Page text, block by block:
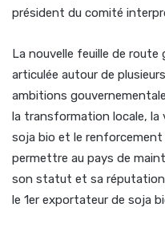
président du comité
La nouvelle feuille de
articulée autour de
ambitions
la transformation locale, la
soja bio et le renforcement
permettre au pays de
son statut et sa réputation
le 1er exportateur de soja